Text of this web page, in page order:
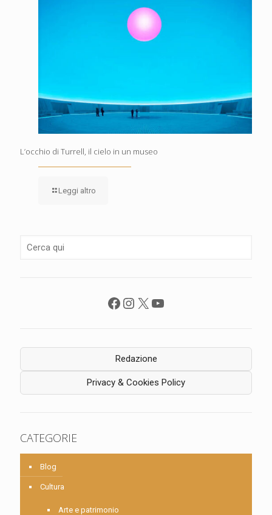
L’occhio di Turrell, il cielo in un museo
Leggi altro
Facebook
Instagram
X YouTube
Redazione
Privacy & Cookies Policy
CATEGORIE
Blog
Cultura
Arte e patrimonio